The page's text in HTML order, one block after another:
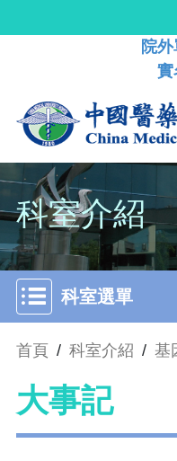
院
實
科室介紹
科室選單
首頁 / 科室介紹 / 基
大事記